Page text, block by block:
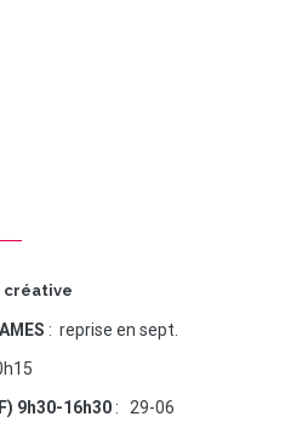
créative
: reprise en sept.
9h30-16h30 : 29-06